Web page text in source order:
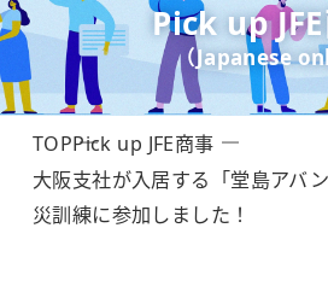
Pick up
（Japanese
TOPPick up JFE商事
大阪支社が入居する「堂島アバ
災訓練に参加しました！